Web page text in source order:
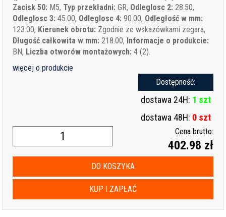
Zacisk 50: M5, Typ przekładni: GR, Odleglosc 2: 28.50,
Odleglosc 3: 45.00, Odleglosc 4: 90.00, Odległość w mm:
123.00, Kierunek obrotu: Zgodnie ze wskazówkami zegara,
Długość całkowita w mm: 218.00, Informacje o produkcie:
BN, Liczba otworów montażowych: 4 (2).
więcej o produkcie
Dostępność:
dostawa 24H: 1 szt
dostawa 48H: 0 szt
Cena brutto:
402.98 zł
DO KOSZYKA
KUP I ZAPŁAĆ